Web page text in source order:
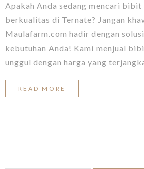
Apakah Anda sedang mencari bibit
berkualitas di Ternate? Jangan
Maulafarm.com hadir dengan
kebutuhan Anda! Kami menjual
unggul dengan harga yang
READ MORE